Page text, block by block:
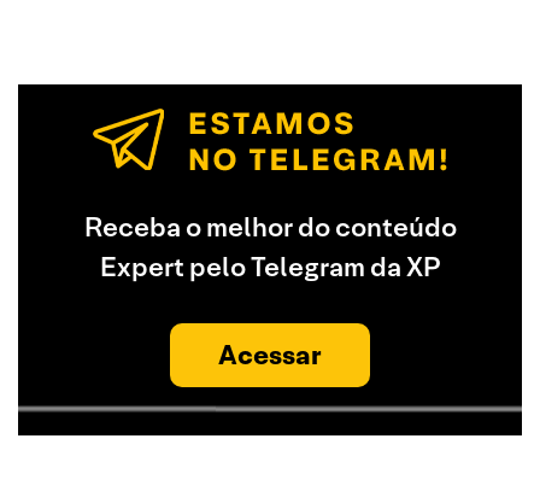
Receba o melhor do conteúdo
Expert pelo Telegram da XP
Acessar